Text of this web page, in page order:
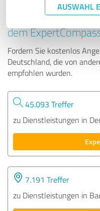
AUSWAHL
Tipp: Die
dem
Fordern Sie kostenlos
Deutschland, die von
empfohlen wurden.
45.093 Treffer
zu Dienstleistungen in
7.191 Treffer
zu Dienstleistungen in